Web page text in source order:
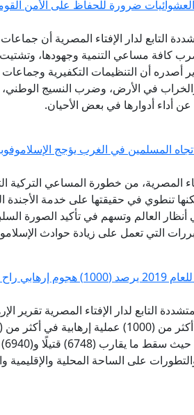
العشوائيات ضرورة للحفاظ على الأمن
التابع لدار الإفتاء المصرية أن
كافة مساعي التنمية وجهودها،
أصدره أن التنظيمات التكفيرية وجماعات
في الأرض، وضرب النسيج الوطني،
أدوارها في بعض الأحيان.
المسلمين في الغرب يؤجج
المصرية، من خطورة المساعي
تنطوي في حقيقتها على خدمة الأجندة
العالم وتسهم في تأكيد الصورة
التي تعمل على زيادة حوادث
على الساحة المحلية والإقليمية